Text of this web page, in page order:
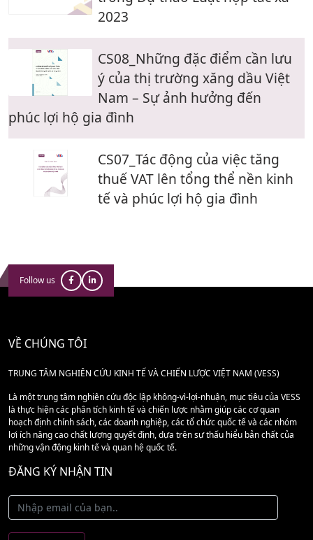
2023
CS08_Những đặc điểm cần lưu
ý của thị trường xăng dầu Việt
Nam – Sự ảnh hưởng đến
phúc lợi hộ gia đình
CS07_Tác động của việc tăng
thuế VAT lên tổng thể nền kinh
tế và phúc lợi hộ gia đình
Follow us
VỀ CHÚNG TÔI
TRUNG TÂM NGHIÊN CỨU KINH TẾ VÀ CHIẾN LƯỢC VIỆT NAM (VESS)
Là một trung tâm nghiên cứu độc lập không-vì-lợi-nhuận, mục tiêu của VESS
là thực hiện các phân tích kinh tế và chiến lược nhằm giúp các cơ quan
hoạch định chính sách, các doanh nghiệp, các tổ chức quốc tế và các nhóm
lợi ích nâng cao chất lượng quyết định, dựa trên sự thấu hiểu bản chất của
những vận động kinh tế và quan hệ quốc tế.
ĐĂNG KÝ NHẬN TIN